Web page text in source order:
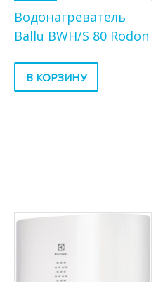
Водонагреватель
Ballu BWH/S 80 Rodon
В КОРЗИНУ